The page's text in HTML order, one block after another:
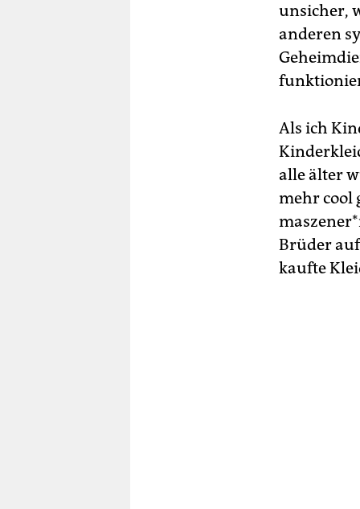
unsicher,
anderen
Als ich
alle älter
mehr cool
Brüder
kaufte